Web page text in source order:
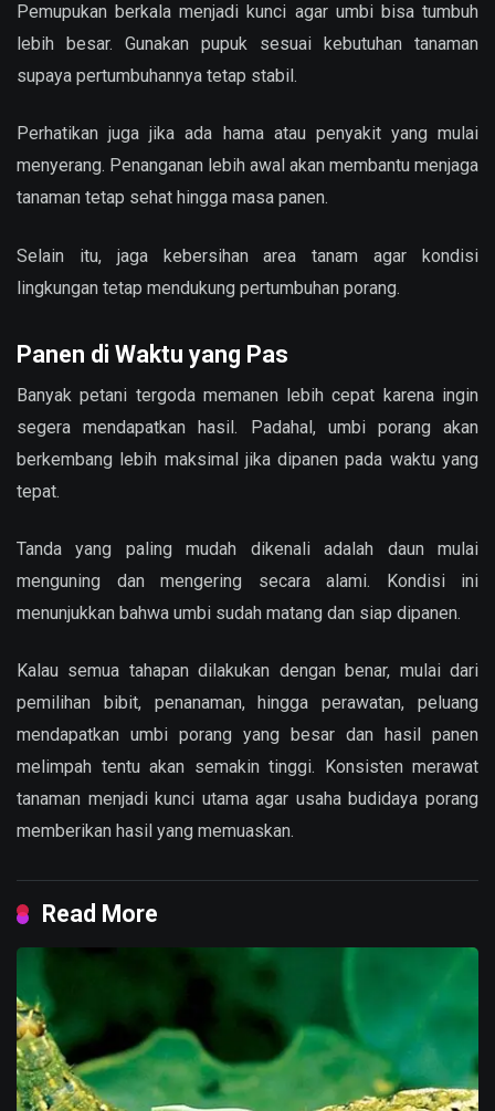
Pemupukan berkala menjadi kunci agar umbi bisa tumbuh
lebih besar. Gunakan pupuk sesuai kebutuhan tanaman
supaya pertumbuhannya tetap stabil.
Perhatikan juga jika ada hama atau penyakit yang mulai
menyerang. Penanganan lebih awal akan membantu menjaga
tanaman tetap sehat hingga masa panen.
Selain itu, jaga kebersihan area tanam agar kondisi
lingkungan tetap mendukung pertumbuhan porang.
Panen di Waktu yang Pas
Banyak petani tergoda memanen lebih cepat karena ingin
segera mendapatkan hasil. Padahal, umbi porang akan
berkembang lebih maksimal jika dipanen pada waktu yang
tepat.
Tanda yang paling mudah dikenali adalah daun mulai
menguning dan mengering secara alami. Kondisi ini
menunjukkan bahwa umbi sudah matang dan siap dipanen.
Kalau semua tahapan dilakukan dengan benar, mulai dari
pemilihan bibit, penanaman, hingga perawatan, peluang
mendapatkan umbi porang yang besar dan hasil panen
melimpah tentu akan semakin tinggi. Konsisten merawat
tanaman menjadi kunci utama agar usaha budidaya porang
memberikan hasil yang memuaskan.
Read More